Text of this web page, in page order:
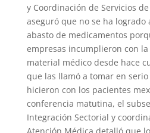
y Coordinación de Servicios
aseguró que no se ha logrado
abasto de medicamentos
empresas incumplieron con
material médico desde hace
que las llamó a tomar en
hicieron con los pacientes
conferencia matutina, el
Integración Sectorial y